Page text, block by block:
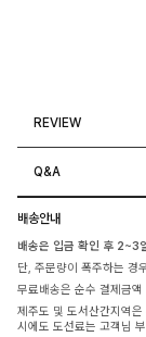
REVIEW
Q&A
배송안내
배송은 입금 확인 후 2~3
단, 주문량이 폭주하는 경
무료배송은 순수 결제금
제주도 및 도서산간지역
시에도 도선료는 고객님